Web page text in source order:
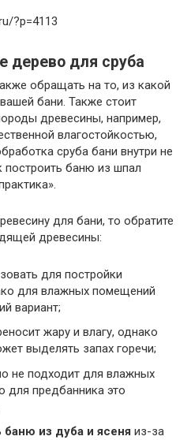
?p=4113
дерево для сруба
обращать на то, из какой
бани. Также стоит
древесины, например,
влагостойкостью,
сруба бани внутри не
построить баню из шпал
для бани, то обратите
древесины:
для постройки
для влажных помещений
вариант;
жару и влагу, однако
выделять запах горечи;
не подходит для влажных
для предбанника это
из дуба и ясеня из-за